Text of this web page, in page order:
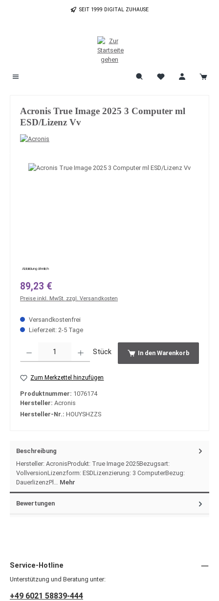
Zum Hauptinhalt springen SEIT 1999 DIGITAL ZUHAUSE
Acronis True Image 2025 3 Computer ml
ESD/Lizenz Vv
Bildergalerie überspringen
Abbildung ähnlich
Regulärer Preis:
89,23 €
Preise inkl. MwSt. zzgl. Versandkosten
Versandkostenfrei
Lieferzeit: 2-5 Tage
Stück In den Warenkorb
Zum Merkzettel hinzufügen
Produktnummer: 1076174
Hersteller: Acronis
Hersteller-Nr.: HOUYSHZZS
Beschreibung
Hersteller: AcronisProdukt: True Image 2025Bezugsart:
VollversionLizenzform: ESDLizenzierung: 3 ComputerBezug:
DauerlizenzPl… Mehr
Bewertungen
Service-Hotline
Unterstützung und Beratung unter:
+49 6021 58839-444